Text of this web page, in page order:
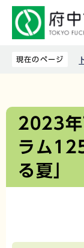
先
現在のページ
文
2023
ラム
る夏」